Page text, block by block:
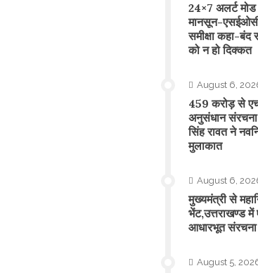
24×7 अलर्ट
मानसून-
समीक्षा कहा-बंद
को न हो दिक्कत
August 6,
459 करोड़ से
अनुसंधान संरचना
सिंह रावत ने
मुलाकात
August 6,
मुख्यमंत्री से
भेंट,उत्तराखण्ड
आधारभूत संरचना
August 5,